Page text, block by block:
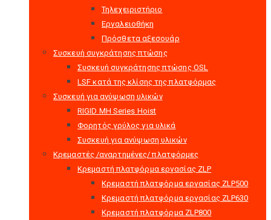
Τηλεχειριστήριο
Εργαλειοθήκη
Πρόσθετα αξεσουάρ
Συσκευή συγκράτησης πτώσης
Συσκευή συγκράτησης πτώσης OSL
LSF κατά της κλίσης της πλατφόρμας
Συσκευή για ανύψωση υλικών
RIGID MH Series Hoist
Φορητός γρύλος για υλικά
Συσκευή για ανύψωση υλικών
Κρεμαστές /αναρτημένες/ πλατφόρμες
Κρεμαστή πλατφόρμα εργασίας ZLP
Κρεμαστή πλατφόρμα εργασίας ZLP500
Κρεμαστή πλατφόρμα εργασίας ZLP630
Κρεμαστή πλατφόρμα ZLP800